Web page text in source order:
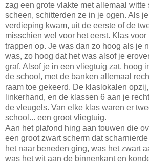
zag een grote vlakte met allemaal witte
scheen, schitterden ze in je ogen. Als
verdieping kwam, uit de eerste of de
misschien wel voor het eerst. Klas
trappen op. Je was dan zo hoog als je
was, zo hoog dat het was alsof je
graf. Alsof je in een vliegtuig zat, hoog
de school, met de banken allemaal
raam toe gekeerd. De klaslokalen
linkerhand, en de klassen 6 aan je
de vleugels. Van elke klas waren er
school... een groot vliegtuig.
Aan het plafond hing aan touwen die
een groot zwart scherm dat
het naar beneden ging, was het zwart
was het wit aan de binnenkant en